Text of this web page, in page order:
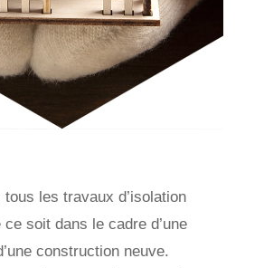
les travaux d’isolation
soit dans le cadre d’une
construction neuve.